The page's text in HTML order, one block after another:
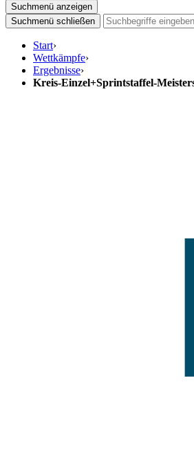
Suchmenü anzeigen
Suchmenü schließen
Start›
Wettkämpfe›
Ergebnisse›
Kreis-Einzel+Sprintstaffel-